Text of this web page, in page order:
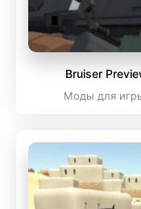
Bruiser
Моды для